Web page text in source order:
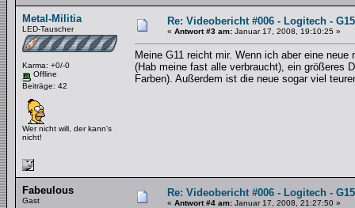
Metal-Militia
LED-Tauscher
Karma: +0/-0
Offline
Beiträge: 42
Wer nicht will, der kann's
nicht!
Re: Videobericht #006 - Logitech -
« Antwort #3 am: Januar 17, 2008, 19:10:25 »
Meine G11 reicht mir. Wenn ich aber eine
(Hab meine fast alle verbraucht), ein größeres
Farben). Außerdem ist die neue sogar viel
Fabeulous
Gast
Re: Videobericht #006 - Logitech -
« Antwort #4 am: Januar 17, 2008, 21:27:50 »